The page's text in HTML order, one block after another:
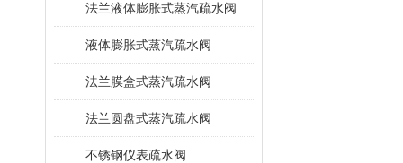
法兰液体膨胀式蒸汽疏水阀
液体膨胀式蒸汽疏水阀
法兰膜盒式蒸汽疏水阀
法兰圆盘式蒸汽疏水阀
不锈钢仪表疏水阀